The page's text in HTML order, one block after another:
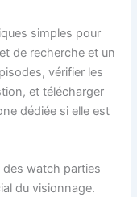
simples pour
de recherche et un
vérifier les
et télécharger
dédiée si elle est
des watch parties
du visionnage.